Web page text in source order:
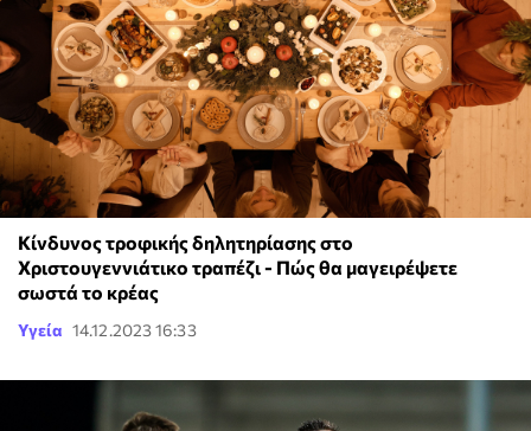
Κίνδυνος τροφικής δηλητηρίασης στο
Χριστουγεννιάτικο τραπέζι - Πώς θα μαγειρέψετε
σωστά το κρέας
Υγεία 14.12.2023 16:33